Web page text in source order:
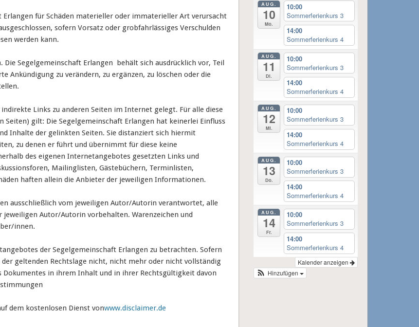
für Schäden materieller oder immaterieller Art verursacht
sofern Vorsatz oder grobfahrlässiges Verschulden
werden kann.
Segelgemeinschaft Erlangen behält sich ausdrücklich vor, Teil
Ankündigung zu verändern, zu ergänzen, zu löschen oder die
Links zu anderen Seiten im Internet gelegt. Für alle diese
Seiten) gilt: Die Segelgemeinschaft Erlangen hat keinerlei Einfluss
Inhalte der gelinkten Seiten. Sie distanziert sich hiermit
zu denen er führt und übernimmt für diese keine
des eigenen Internetangebotes gesetzten Links und
Mailinglisten, Gästebüchern, Terminlisten,
haften allein die Anbieter der jeweiligen Informationen.
ausschließlich vom jeweiligen Autor/Autorin verantwortet, alle
Autor/Autorin vorbehalten. Warenzeichen und
innen.
der Segelgemeinschaft Erlangen zu betrachten. Sofern
geltenden Rechtslage nicht, nicht mehr oder nicht vollständig
in ihrem Inhalt und in ihrer Rechtsgültigkeit davon
dem kostenlosen Dienst vonwww.disclaimer.de
AUG.
10
Mo.
10:00
Sommerferienkurs 3
14:00
Sommerferienkurs 4
AUG.
11
Di.
10:00
Sommerferienkurs 3
14:00
Sommerferienkurs 4
AUG.
12
Mi.
10:00
Sommerferienkurs 3
14:00
Sommerferienkurs 4
AUG.
13
Do.
10:00
Sommerferienkurs 3
14:00
Sommerferienkurs 4
AUG.
14
Fr.
10:00
Sommerferienkurs 3
14:00
Sommerferienkurs 4
Kalender anzeigen
Hinzufügen